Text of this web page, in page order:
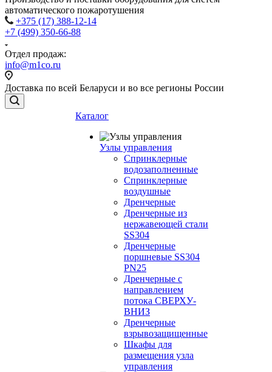
автоматического пожаротушения
+375 (17) 388-12-14
+7 (499) 350-66-88
Отдел продаж:
info@m1co.ru
Доставка по всей Беларуси и во все регионы России
Каталог
Узлы управления
Cпринклерные
водозаполненные
Cпринклерные
воздушные
Дренчерные
Дренчерные из
нержавеющей стали
SS304
Дренчерные
поршневые SS304
PN25
Дренчерные с
направлением
потока СВЕРХУ-
ВНИЗ
Дренчерные
взрывозащищенные
Шкафы для
размещения узла
управления